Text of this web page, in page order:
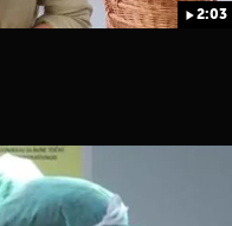
2:03